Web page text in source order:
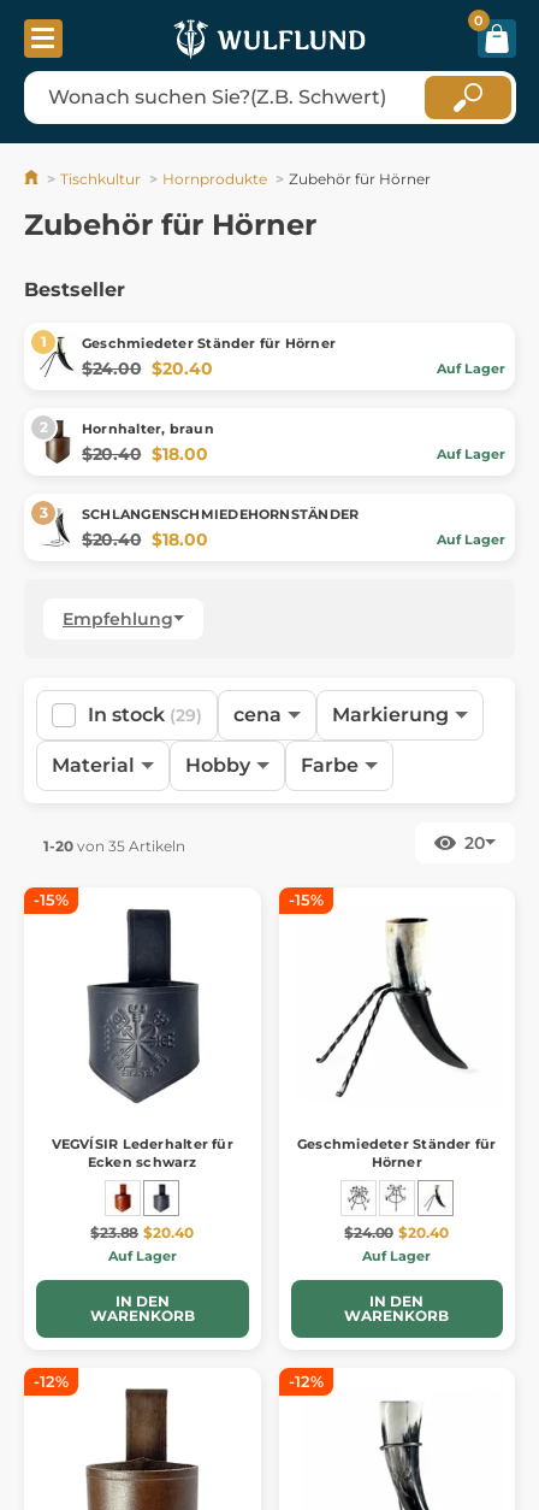
0
Tischkultur Hornprodukte Zubehör für Hörner
Zubehör für Hörner
Bestseller
Geschmiedeter Ständer für Hörner
$24.00 $20.40 Auf Lager
Hornhalter, braun
$20.40 $18.00 Auf Lager
SCHLANGENSCHMIEDEHORNSTÄNDER
$20.40 $18.00 Auf Lager
Empfehlung
In stock (29) cena Markierung
Material Hobby Farbe
1-20 von 35 Artikeln 20
-15%
VEGVÍSIR Lederhalter für
Ecken schwarz
$23.88 $20.40
Auf Lager
IN DEN
WARENKORB
-15%
Geschmiedeter Ständer für
Hörner
$24.00 $20.40
Auf Lager
IN DEN
WARENKORB
-12% -12%